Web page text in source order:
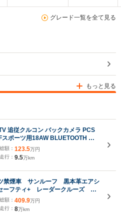
グレード一覧を全て見る
もっと見る
追従クルコン バックカメラ PCS
スポーツ用18AW BLUETOOTH ハ
ート シートヒーター パドルシフト
入力端子 LEDヘッド フォグライ
総額： 123.5万円
走行： 9.5万km
禁煙車 サンルーフ 黒本革エアシ
ーフティ+ レーダークルーズ ク
レーンキープ ブラインドスポッ
グサポート メーカーナビゲーシ
チAW
総額： 409.9万円
走行： 8万km